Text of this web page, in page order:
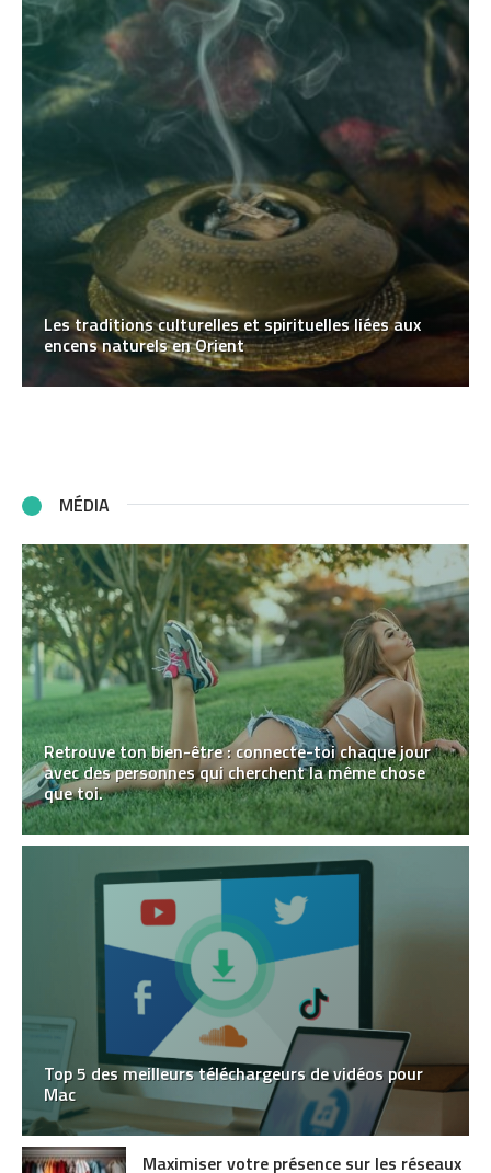
Les traditions culturelles et spirituelles liées aux
encens naturels en Orient
MÉDIA
Retrouve ton bien-être : connecte-toi chaque jour
avec des personnes qui cherchent la même chose
que toi.
Top 5 des meilleurs téléchargeurs de vidéos pour
Mac
Maximiser votre présence sur les réseaux